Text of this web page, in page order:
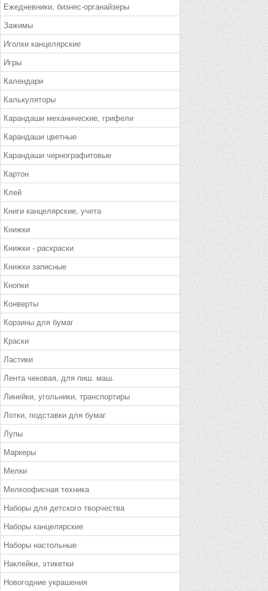
Ежедневники, бизнес-органайзеры
Зажимы
Иголки канцелярские
Игры
Календари
Калькуляторы
Карандаши механические, грифели
Карандаши цветные
Карандаши чернографитовые
Картон
Клей
Книги канцелярские, учета
Книжки
Книжки - раскраски
Книжки записные
Кнопки
Конверты
Корзины для бумаг
Краски
Ластики
Лента чековая, для пиш. маш.
Линейки, угольники, транспортиры
Лотки, подставки для бумаг
Лупы
Маркеры
Мелки
Мелкоофисная техника
Наборы для детского творчества
Наборы канцелярские
Наборы настольные
Наклейки, этикетки
Новогодние украшения